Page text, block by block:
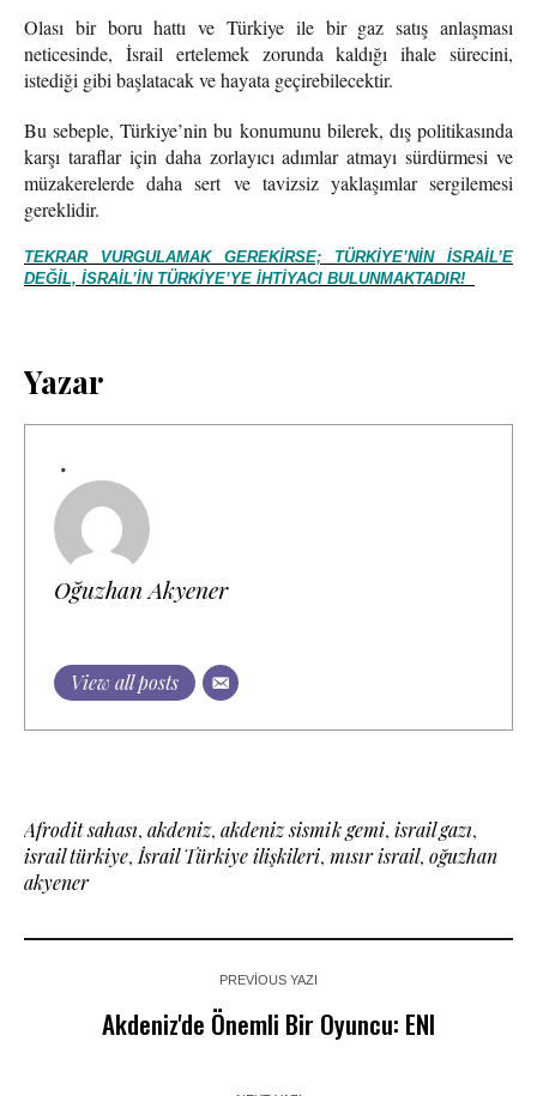
Olası bir boru hattı ve Türkiye ile bir gaz satış anlaşması
neticesinde, İsrail ertelemek zorunda kaldığı ihale sürecini,
istediği gibi başlatacak ve hayata geçirebilecektir.
Bu sebeple, Türkiye’nin bu konumunu bilerek, dış politikasında
karşı taraflar için daha zorlayıcı adımlar atmayı sürdürmesi ve
müzakerelerde daha sert ve tavizsiz yaklaşımlar sergilemesi
gereklidir.
TEKRAR VURGULAMAK GEREKIRSE; TÜRKIYE’NIN İSRAIL’E
DEĞIL, İSRAIL’IN TÜRKIYE’YE IHTIYACI BULUNMAKTADIR!
Yazar
Oğuzhan Akyener
View all posts
Afrodit sahası, akdeniz, akdeniz sismik gemi, israil gazı,
israil türkiye, İsrail Türkiye ilişkileri, mısır israil, oğuzhan
akyener
PREVIOUS YAZI
Akdeniz'de Önemli Bir Oyuncu: ENI